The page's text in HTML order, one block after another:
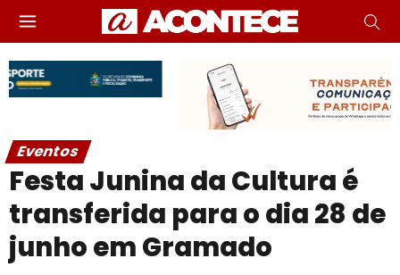
Eventos
Festa Junina da Cultura é
transferida para o dia 28 de
junho em Gramado